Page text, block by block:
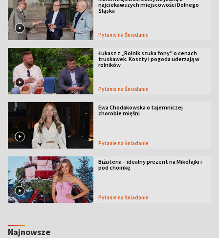
najciekawszych miejscowości Dolnego
Śląska
Pytanie na Śniadanie
Łukasz z „Rolnik szuka żony” o cenach
truskawek. Koszty i pogoda uderzają w
rolników
Pytanie na Śniadanie
Ewa Chodakowska o tajemniczej
chorobie mięśni
Pytanie na Śniadanie
Biżuteria – idealny prezent na Mikołajki i
pod choinkę
Pytanie na Śniadanie
Najnowsze